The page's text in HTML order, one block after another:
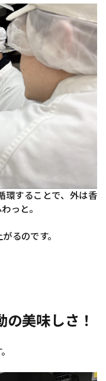
環することで、外は香
っと。
るのです。
美味しさ！